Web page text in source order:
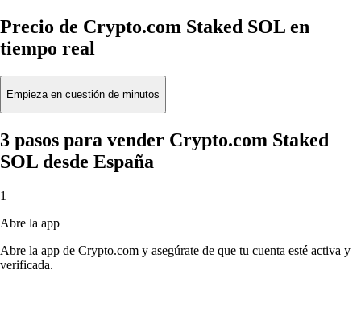
Precio de Crypto.com Staked SOL en
tiempo real
Empieza en cuestión de minutos
3 pasos para vender Crypto.com Staked
SOL desde España
1
Abre la app
Abre la app de Crypto.com y asegúrate de que tu cuenta esté activa y
verificada.